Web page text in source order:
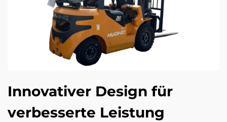
Innovativer Design für
verbesserte Leistung